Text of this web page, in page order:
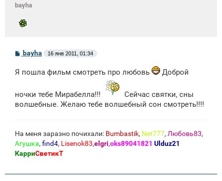
bayha
С
б
н
е
bayha 16 янв 2011, 01:34
Я пошла фильм смотреть про любовь Доброй
ночки тебе Мирабелла!!!
Сейчас святки, сны
волшебные. Желаю тебе волшебный сон смотреть!!!!
На меня заразно почихали: Bumbastik, Net777, Любовь83,
Агушка, find4, Lisenok83,elgri,oks89041821 Ulduz21
КарриСветикТ